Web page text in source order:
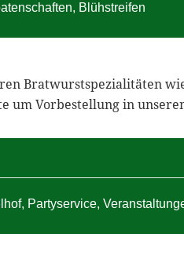
, Blühstreifen
Bratwurstspezialitäten
um Vorbestellung in
, Partyservice,